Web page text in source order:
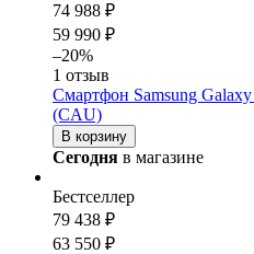
74 988 ₽
59 990 ₽
–20%
1 отзыв
Смартфон Samsung
(CAU)
В корзину
Сегодня в магазине
Бестселлер
79 438 ₽
63 550 ₽